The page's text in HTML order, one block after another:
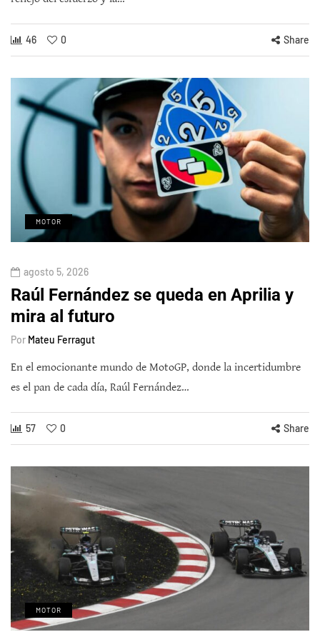
46 0 Share
MOTOR
agosto 5, 2026
Raúl Fernández se queda en Aprilia y
mira al futuro
Por Mateu Ferragut
En el emocionante mundo de MotoGP, donde la incertidumbre
es el pan de cada día, Raúl Fernández…
57 0 Share
MOTOR